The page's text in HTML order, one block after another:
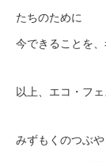
たちのために
今できることを
以上、エコ・フ
みずもくのつぶ